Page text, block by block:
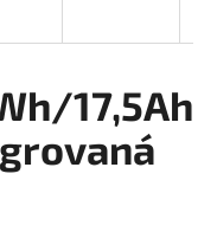
17,5Ah